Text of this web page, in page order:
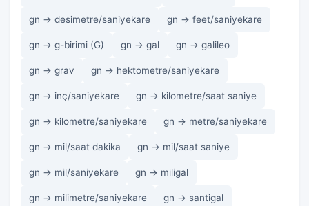
gn → desimetre/saniyekare gn → feet/saniyekare
gn → g-birimi (G) gn → gal gn → galileo
gn → grav gn → hektometre/saniyekare
gn → inç/saniyekare gn → kilometre/saat saniye
gn → kilometre/saniyekare gn → metre/saniyekare
gn → mil/saat dakika gn → mil/saat saniye
gn → mil/saniyekare gn → miligal
gn → milimetre/saniyekare gn → santigal